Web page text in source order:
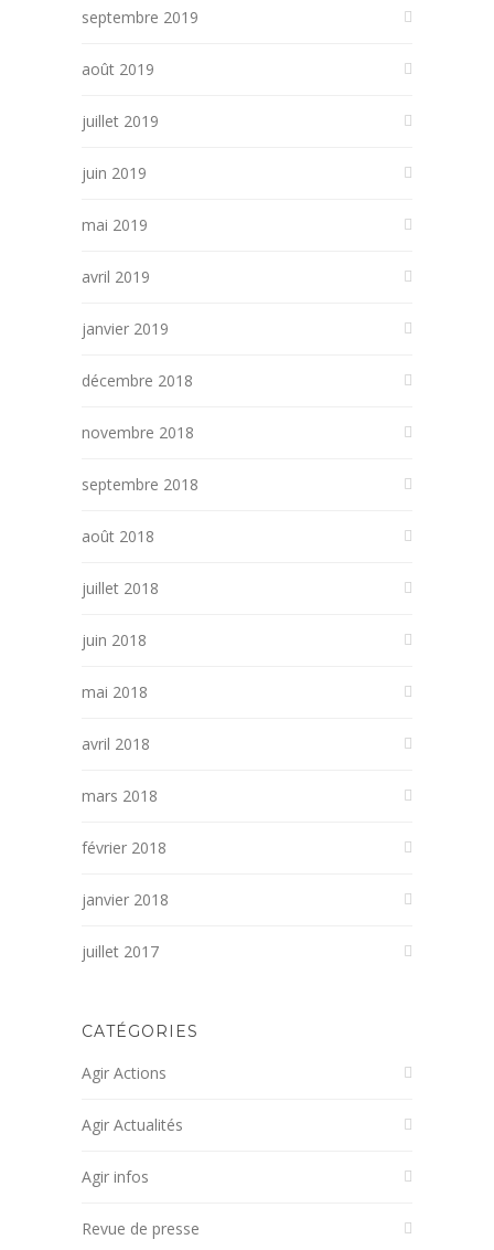
septembre 2019
août 2019
juillet 2019
juin 2019
mai 2019
avril 2019
janvier 2019
décembre 2018
novembre 2018
septembre 2018
août 2018
juillet 2018
juin 2018
mai 2018
avril 2018
mars 2018
février 2018
janvier 2018
juillet 2017
CATÉGORIES
Agir Actions
Agir Actualités
Agir infos
Revue de presse